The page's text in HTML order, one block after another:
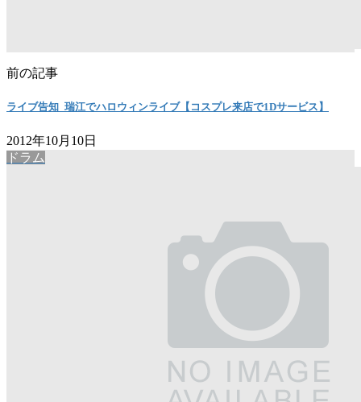
前の記事
ライブ告知_瑞江でハロウィンライブ【コスプレ来店で1Dサービス】
2012年10月10日
ドラム